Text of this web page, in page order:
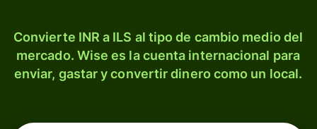
Convierte INR a ILS al tipo de cambio medio del
mercado. Wise es la cuenta internacional para
enviar, gastar y convertir dinero como un local.